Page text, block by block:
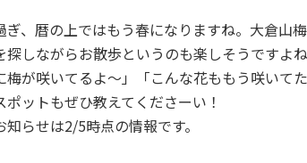
ぎ、暦の上ではもう春になりますね。大倉山
探しながらお散歩というのも楽しそうですよね
梅が咲いてるよ～」「こんな花ももう咲い
ポットもぜひ教えてくださーい！
知らせは2/5時点の情報です。